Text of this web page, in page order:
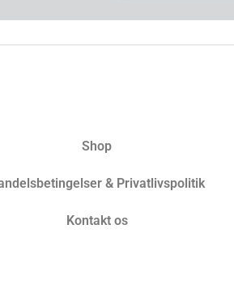
Shop
& Privatlivspolitik
Kontakt os